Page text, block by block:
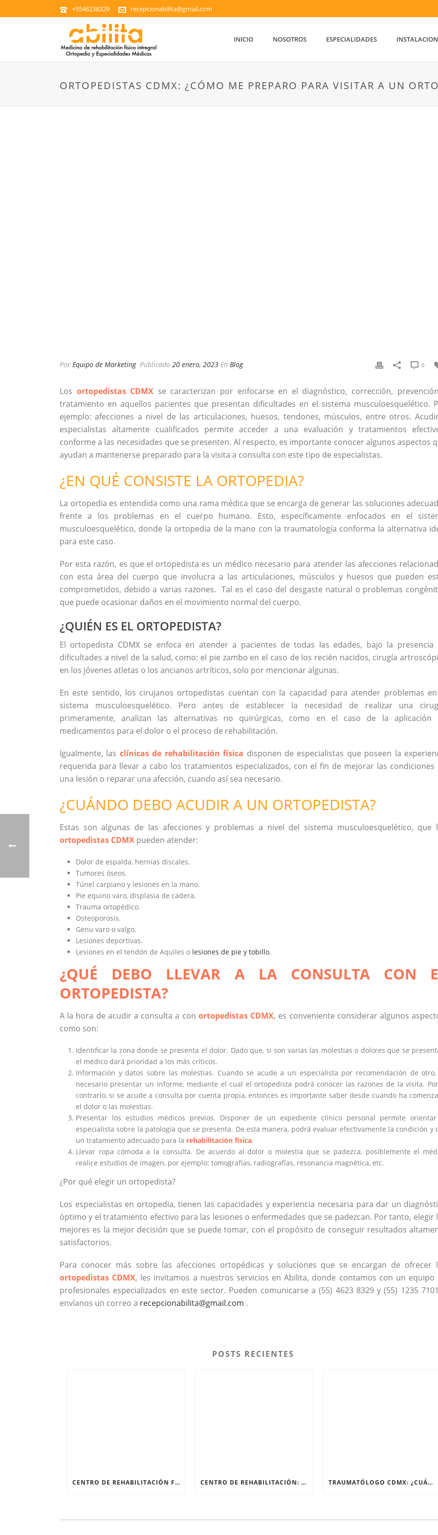
+5546238329 recepcionabilita@gmail.com
INICIO NOSOTROS ESPECIALIDADES
ORTOPEDISTAS CDMX: ¿CÓMO ME PREPARO PARA VISITAR A UN
Por Equipo de Marketing Publicado 20 enero, 2023 En Blog 0
Los ortopedistas CDMX se caracterizan por enfocarse en el diagnóstico, corrección,
tratamiento en aquellos pacientes que presentan dificultades en el sistema musculoesquelético.
ejemplo: afecciones a nivel de las articulaciones, huesos, tendones, músculos, entre otros.
especialistas altamente cualificados permite acceder a una evaluación y tratamientos
conforme a las necesidades que se presenten. Al respecto, es importante conocer algunos aspectos
ayudan a mantenerse preparado para la visita a consulta con este tipo de especialistas.
¿EN QUÉ CONSISTE LA ORTOPEDIA?
La ortopedia es entendida como una rama médica que se encarga de generar las soluciones
frente a los problemas en el cuerpo humano. Esto, específicamente enfocados en el
musculoesquelético, donde la ortopedia de la mano con la traumatología conforma la alternativa
para este caso.
Por esta razón, es que el ortopedista es un médico necesario para atender las afecciones
con esta área del cuerpo que involucra a las articulaciones, músculos y huesos que pueden
comprometidos, debido a varias razones. Tal es el caso del desgaste natural o problemas
que puede ocasionar daños en el movimiento normal del cuerpo.
¿QUIÉN ES EL ORTOPEDISTA?
El ortopedista CDMX se enfoca en atender a pacientes de todas las edades, bajo la presencia
dificultades a nivel de la salud, como: el pie zambo en el caso de los recién nacidos, cirugía
en los jóvenes atletas o los ancianos artríticos, solo por mencionar algunas.
En este sentido, los cirujanos ortopedistas cuentan con la capacidad para atender problemas
sistema musculoesquelético. Pero antes de establecer la necesidad de realizar una
primeramente, analizan las alternativas no quirúrgicas, como en el caso de la aplicación
medicamentos para el dolor o el proceso de rehabilitación.
Igualmente, las clínicas de rehabilitación física disponen de especialistas que poseen la
requerida para llevar a cabo los tratamientos especializados, con el fin de mejorar las condiciones
una lesión o reparar una afección, cuando así sea necesario.
¿CUÁNDO DEBO ACUDIR A UN ORTOPEDISTA?
Estas son algunas de las afecciones y problemas a nivel del sistema musculoesquelético, que
ortopedistas CDMX pueden atender:
Dolor de espalda, hernias discales.
Tumores óseos.
Túnel carpiano y lesiones en la mano.
Pie equino varo, displasia de cadera.
Trauma ortopédico.
Osteoporosis.
Genu varo o valgo.
Lesiones deportivas.
Lesiones en el tendón de Aquiles o lesiones de pie y tobillo.
¿QUÉ DEBO LLEVAR A LA CONSULTA CON
ORTOPEDISTA?
A la hora de acudir a consulta a con ortopedistas CDMX, es conveniente considerar algunos
como son:
Identificar la zona donde se presenta el dolor. Dado que, si son varias las molestias o dolores que se
el médico dará prioridad a los más críticos.
Información y datos sobre las molestias. Cuando se acude a un especialista por recomendación de otro,
necesario presentar un informe, mediante el cual el ortopedista podrá conocer las razones de la visita.
contrario, si se acude a consulta por cuenta propia, entonces es importante saber desde cuando ha
el dolor o las molestias.
Presentar los estudios médicos previos. Disponer de un expediente clínico personal permite
especialista sobre la patología que se presenta. De esta manera, podrá evaluar efectivamente la condición y
un tratamiento adecuado para la rehabilitación física.
Llevar ropa cómoda a la consulta. De acuerdo al dolor o molestia que se padezca, posiblemente el
realice estudios de imagen, por ejemplo: tomografías, radiografías, resonancia magnética, etc.
¿Por qué elegir un ortopedista?
Los especialistas en ortopedia, tienen las capacidades y experiencia necesaria para dar un
óptimo y el tratamiento efectivo para las lesiones o enfermedades que se padezcan. Por tanto, elegir
mejores es la mejor decisión que se puede tomar, con el propósito de conseguir resultados
satisfactorios.
Para conocer más sobre las afecciones ortopédicas y soluciones que se encargan de ofrecer
ortopedistas CDMX, les invitamos a nuestros servicios en Abilita, donde contamos con un equipo
profesionales especializados en este sector. Pueden comunicarse a (55) 4623 8329 y (55) 1235
envíanos un correo a recepcionabilita@gmail.com .
POSTS RECIENTES
CENTRO DE REHABILITACIÓN FÍSICA: RECUPERARSE DESPUÉS DE UNA FRACTURA CENTRO DE REHABILITACIÓN: ¿QUÉ PASA EN SU PRIMERA SESIÓN? TRAUMATÓLOGO CDMX: ¿CUÁNDO EL DOLOR DE RODILLA NECESITA UN ESPECIALISTA?